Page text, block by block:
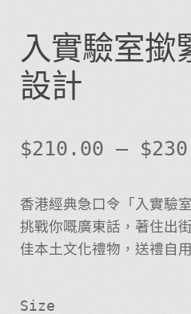
入實驗室撳
設計
$210.00 – $
香港經典急口令「入實驗
挑戰你嘅廣東話，著住出
佳本土文化禮物，送禮自
Size